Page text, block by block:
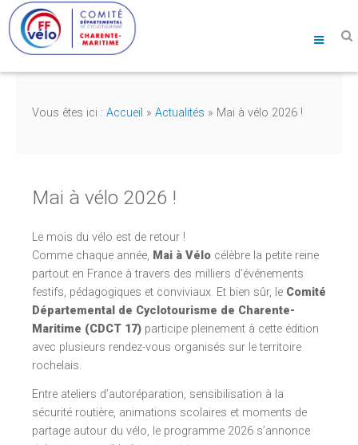
Vous êtes ici : Accueil » Actualités » Mai à vélo 2026 !
Mai à vélo 2026 !
Le mois du vélo est de retour !
Comme chaque année, Mai à Vélo célèbre la petite reine
partout en France à travers des milliers d’événements
festifs, pédagogiques et conviviaux. Et bien sûr, le Comité
Départemental de Cyclotourisme de Charente-
Maritime (CDCT 17) participe pleinement à cette édition
avec plusieurs rendez-vous organisés sur le territoire
rochelais.
Entre ateliers d’autoréparation, sensibilisation à la
sécurité routière, animations scolaires et moments de
partage autour du vélo, le programme 2026 s’annonce